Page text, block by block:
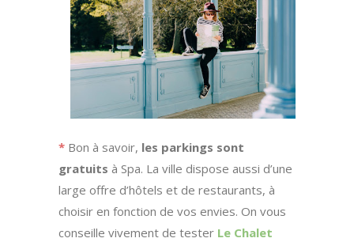
* Bon à savoir, les parkings sont
gratuits à Spa. La ville dispose aussi d’une
large offre d’hôtels et de restaurants, à
choisir en fonction de vos envies. On vous
conseille vivement de tester Le Chalet